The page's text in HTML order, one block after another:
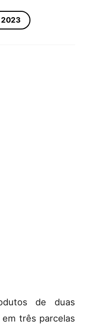
2023
de duas
três parcelas